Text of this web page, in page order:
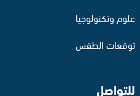
علوم وتكنولوجيا
توقعات الطقس
للتواصل